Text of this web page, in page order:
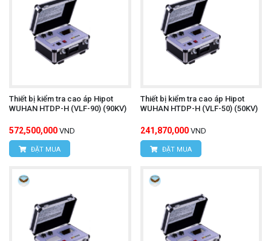
Thiết bị kiểm tra cao áp Hipot
WUHAN HTDP-H (VLF-90) (90KV)
572,500,000 VND
ĐẶT MUA
Thiết bị kiểm tra cao áp Hipot
WUHAN HTDP-H (VLF-50) (50KV)
241,870,000 VND
ĐẶT MUA